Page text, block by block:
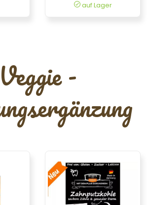
auf Lager
Veggie -